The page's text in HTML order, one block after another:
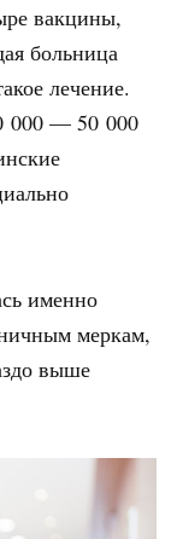
вакцины,
больница
лечение.
000 — 50 000
именно
меркам,
выше